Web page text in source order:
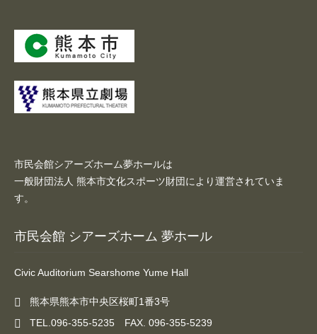
市民会館シアーズホーム夢ホールは
一般財団法人 熊本市文化スポーツ財団により運営されていま
す。
市民会館 シアーズホーム 夢ホール
Civic Auditorium Searshome Yume Hall
熊本県熊本市中央区桜町1番3号
TEL.096-355-5235 FAX. 096-355-5239
チケットガイド
施設案内
大ホール
大会議室（小ホール）
施設ご利用について